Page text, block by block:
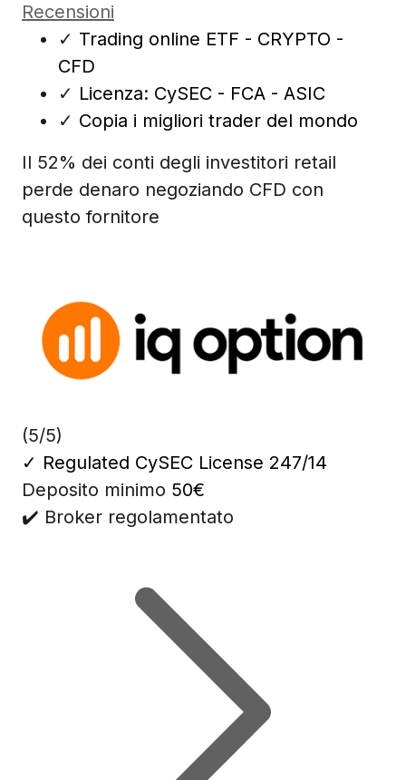
Recensioni
✓ Trading online ETF - CRYPTO -
CFD
✓ Licenza: CySEC - FCA - ASIC
✓ Copia i migliori trader del mondo
Il 52% dei conti degli investitori retail
perde denaro negoziando CFD con
questo fornitore
(5/5)
✓ Regulated CySEC License 247/14
Deposito minimo 50€
✔️ Broker regolamentato